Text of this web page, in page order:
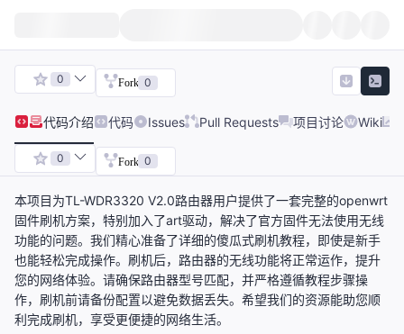
0 Fork 0
代码介绍 代码 Issues Pull Requests 项目讨论 Wiki
0 Fork 0
本项目为TL-WDR3320 V2.0路由器用户提供了一套完整的openwrt
固件刷机方案，特别加入了art驱动，解决了官方固件无法使用无线
功能的问题。我们精心准备了详细的傻瓜式刷机教程，即使是新手
也能轻松完成操作。刷机后，路由器的无线功能将正常运作，提升
您的网络体验。请确保路由器型号匹配，并严格遵循教程步骤操
作，刷机前请备份配置以避免数据丢失。希望我们的资源能助您顺
利完成刷机，享受更便捷的网络生活。